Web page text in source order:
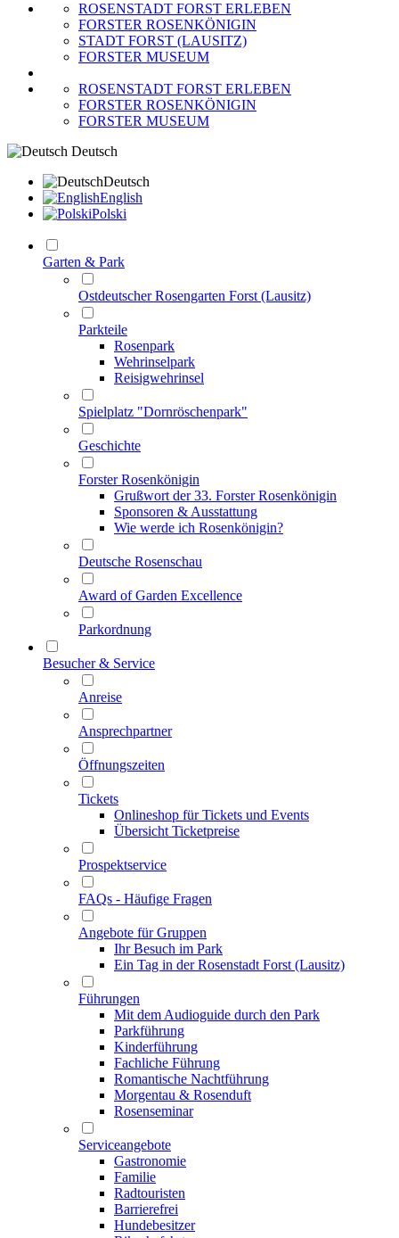
ROSENSTADT FORST ERLEBEN
FORSTER ROSENKÖNIGIN
STADT FORST (LAUSITZ)
FORSTER MUSEUM
ROSENSTADT FORST ERLEBEN
FORSTER ROSENKÖNIGIN
FORSTER MUSEUM
Deutsch
Deutsch
English
Polski
Garten & Park
Ostdeutscher Rosengarten Forst (Lausitz)
Parkteile
Rosenpark
Wehrinselpark
Reisigwehrinsel
Spielplatz "Dornröschenpark"
Geschichte
Forster Rosenkönigin
Grußwort der 33. Forster Rosenkönigin
Sponsoren & Ausstattung
Wie werde ich Rosenkönigin?
Deutsche Rosenschau
Award of Garden Excellence
Parkordnung
Besucher & Service
Anreise
Ansprechpartner
Öffnungszeiten
Tickets
Onlineshop für Tickets und Events
Übersicht Ticketpreise
Prospektservice
FAQs - Häufige Fragen
Angebote für Gruppen
Ihr Besuch im Park
Ein Tag in der Rosenstadt Forst (Lausitz)
Führungen
Mit dem Audioguide durch den Park
Parkführung
Kinderführung
Fachliche Führung
Romantische Nachtführung
Morgentau & Rosenduft
Rosenseminar
Serviceangebote
Gastronomie
Familie
Radtouristen
Barrierefrei
Hundebesitzer